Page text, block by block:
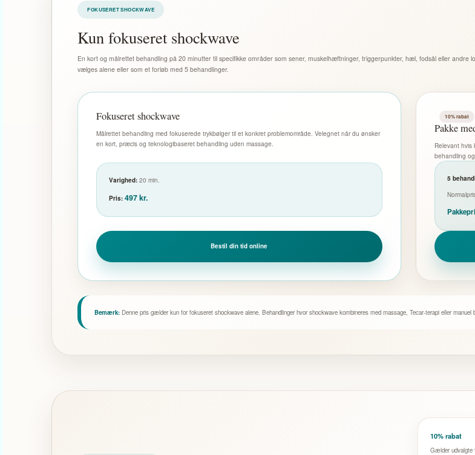
FOKUSERET SHOCKWAVE
Kun fokuseret shockwave
En kort og målrettet behandling på 20 minutter til specifikke områder som sener, muskelhæftninger, triggerpunkter, hæl, fodsål eller andre
vælges alene eller som et forløb med 5 behandlinger.
Fokuseret shockwave
Målrettet behandling med fokuserede trykbølger til et konkret problemområde. Velegnet når du ønsker
en kort, præcis og teknologibaseret behandling uden massage.
Varighed: 20 min.
Pris: 497 kr.
Bestil din tid online
10% rabat
Pakke
Relevant hvis
behandling
5
Bemærk: Denne pris gælder kun for fokuseret shockwave alene. Behandlinger hvor shockwave kombineres med massage, Tecar-terapi eller
10% rabat
Gælder udvalgte